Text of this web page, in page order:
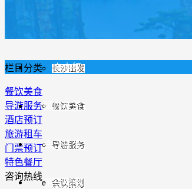
长沙出发
自由行
餐饮美食
导游服务
酒店预订
国内旅游
会议接待
会议策划
游玩攻略
栏目分类
餐饮美食
导游服务
酒店预订
旅游租车
门票预订
特色餐厅
咨询热线